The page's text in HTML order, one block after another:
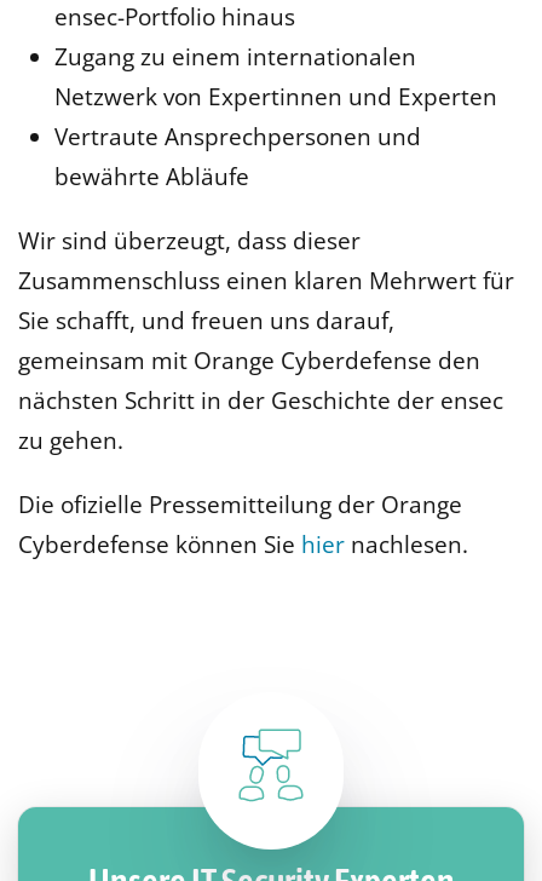
ensec-Portfolio hinaus
Zugang zu einem internationalen
Netzwerk von Expertinnen und Experten
Vertraute Ansprechpersonen und
bewährte Abläufe
Wir sind überzeugt, dass dieser
Zusammenschluss einen klaren Mehrwert für
Sie schafft, und freuen uns darauf,
gemeinsam mit Orange Cyberdefense den
nächsten Schritt in der Geschichte der ensec
zu gehen.
Die ofizielle Pressemitteilung der Orange
Cyberdefense können Sie hier nachlesen.